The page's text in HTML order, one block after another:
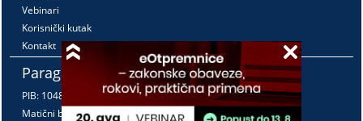
Vebinari
Korisnički kutak
Kontakt
Paragraf Lex d.o.o.
PIB: 104830593
Matični broj: 20240156